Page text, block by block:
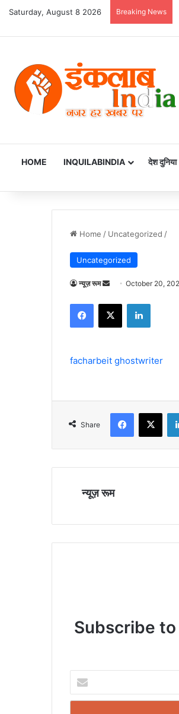
Saturday, August 8 2026 Breaking News
HOME INQUILABINDIA देश दुनिया
Home / Uncategorized /
Uncategorized
न्यूज़ रूम
Send
email
October 20,
Facebook
X LinkedIn
facharbeit ghostwriter
Share
Facebook
X
न्यूज़ रूम
Subscribe
your
Email